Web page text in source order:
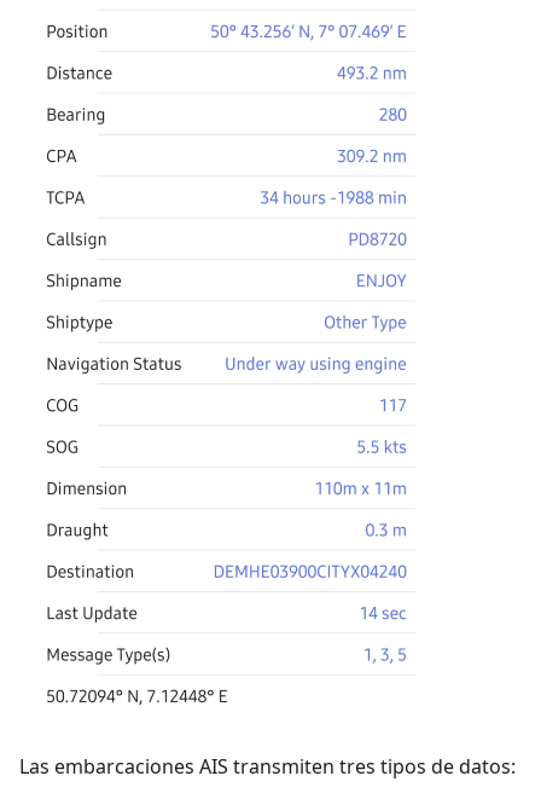
Las embarcaciones AIS transmiten tres tipos de datos: